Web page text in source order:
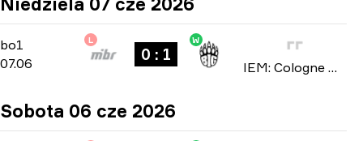
bo1
bo1
07.06
L
0 : 1
W
IEM: Cologne Major 2026
Sobota 06 cze 2026